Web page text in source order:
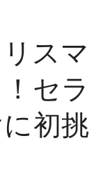
スマ
セラ
初挑